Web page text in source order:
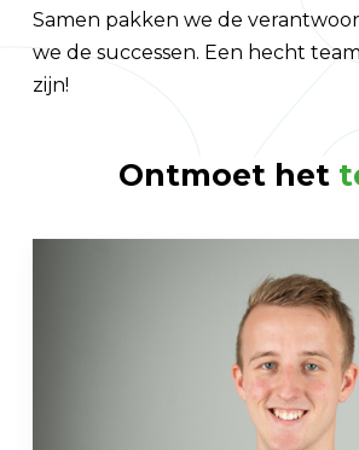
Samen pakken we de
we de successen. Een hecht
zijn!
Ontmoet het